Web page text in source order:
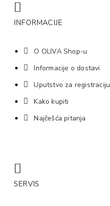
INFORMACIJE
O OLIVA Shop-u
Informacije o dostavi
Uputstvo za registraciju
Kako kupiti
Najčešća pitanja
SERVIS